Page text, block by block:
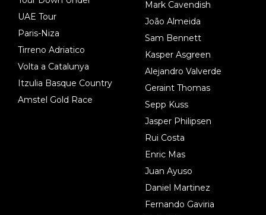
UAE Tour
Paris-Niza
Tirreno Adriatico
Volta a Catalunya
Itzulia Basque Country
Amstel Gold Race
Mark Cavendish
João Almeida
Sam Bennett
Kasper Asgreen
Alejandro Valverde
Geraint Thomas
Sepp Kuss
Jasper Philipsen
Rui Costa
Enric Mas
Juan Ayuso
Daniel Martinez
Fernando Gaviria